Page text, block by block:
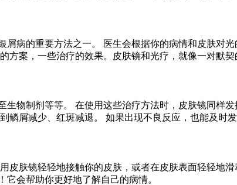
病的重要方法之一。 医生会根据你的病情和皮肤对
案，一些治疗的效果。皮肤镜和光疗，就像一对默契
物制剂等等。 在使用这些治疗方法时，皮肤镜同样
屑减少、红斑减退。 如果出现不良反应，也能及时
皮肤镜轻轻地接触你的皮肤，或者在皮肤表面轻轻地
会帮助你更好地了解自己的病情。